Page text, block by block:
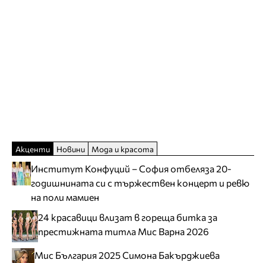
Акценти Новини Мода и красота
Институт Конфуций – София отбеляза 20-
годишнината си с тържествен концерт и ревю
на поли мамиен
24 красавици влизат в гореща битка за
престижната титла Мис Варна 2026
Мис България 2025 Симона Бакърджиева